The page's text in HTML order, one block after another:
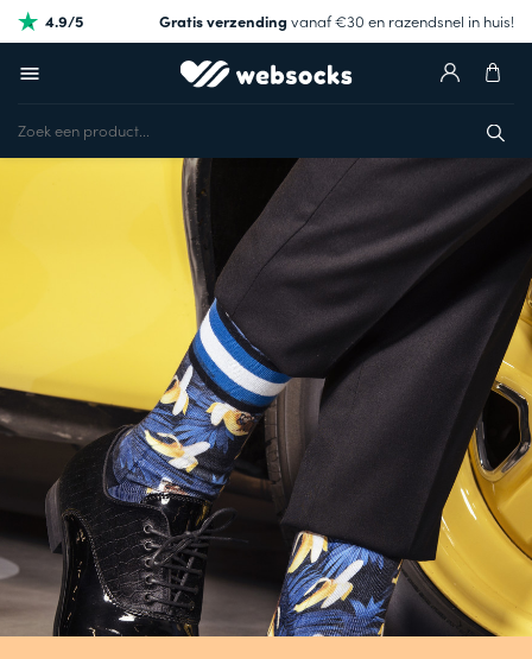
4.9/5 Gratis verzendingvanaf €30 en razendsnel in huis!